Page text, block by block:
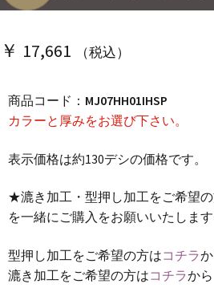
￥ 17,661 （税込）
商品コード： MJ07HH01IHSP
カラーと厚みをお選び下さい。
表示価格は約130デシの価格です。
★漉き加工・型押し加工をご希望の
を一緒にご購入をお願いいたします
型押し加工をご希望の方はコチラ
漉き加工をご希望の方はコチラから